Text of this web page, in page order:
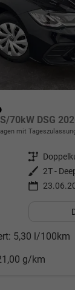
mit
Getriebe
Außenfarbe
2T -
5,30 l/100km
g/km